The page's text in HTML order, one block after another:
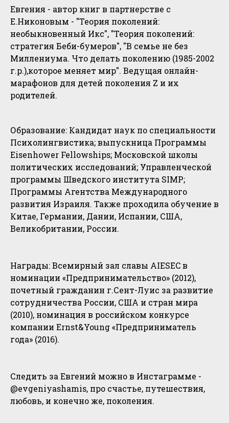
Евгения - автор книг в партнерстве с
Е.Никоновым - "Теория поколений:
необыкновенный Икс", "Теория поколений:
стратегия Беби-бумеров", "В семье не без
Миллениума. Что делать поколению (1985-2002
г.р.),которое меняет мир". Ведущая онлайн-
марафонов для детей поколения Z и их
родителей.
Образование: Кандидат наук по специальности
Психолингвистика; выпускница Программы
Eisenhower Fellowships; Московской школы
политических исследований; Управленческой
программы Шведского института SIMP;
Программы Агентства Международного
развития Израиля. Также проходила обучение в
Китае, Германии, Дании, Испании, США,
Великобритании, России.
Награды: Всемирный зал славы AIESEC в
номинации «Предпринимательство» (2012),
почетный гражданин г.Сент-Луис за развитие
сотрудничества России, США и стран мира
(2010), номинация в российском конкурсе
компании Ernst&Young «Предприниматель
года» (2016).
Следить за Евгений можно в Инстаграмме -
@evgeniyashamis, про счастье, путешествия,
любовь, и конечно же, поколения.